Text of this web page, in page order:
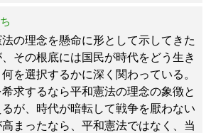
の理念を懸命に形として示してきた
その根底には国民が時代をどう生き
を選択するかに深く関わっている。
求するなら平和憲法の理念の象徴と
るが、時代が暗転して戦争を厭わない
高まったなら、平和憲法ではなく、当